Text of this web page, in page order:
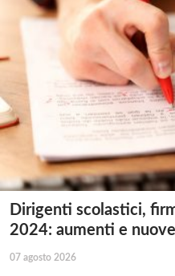
Dirigenti scolastici,
2024: aumenti e
07 agosto 2026